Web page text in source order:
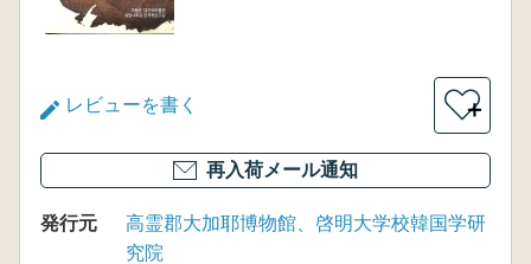
レビューを書く ＋
再入荷メール通知
発行元
高霊郡大加耶博物館、啓明大学校韓国学研
究院